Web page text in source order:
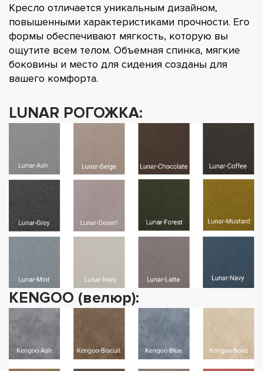
Кресло отличается уникальным дизайном,
повышенными характеристиками прочности. Его
формы обеспечивают мягкость, которую вы
ощутите всем телом. Объемная спинка, мягкие
боковины и место для сидения созданы для
вашего комфорта.
LUNAR РОГОЖКА:
KENGOO (велюр):